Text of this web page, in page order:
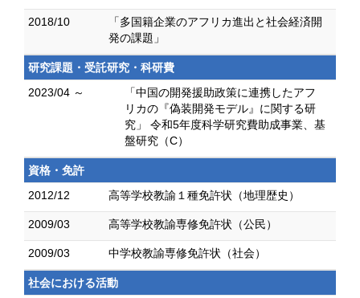
2018/10
「多国籍企業のアフリカ進出と社会経済開
発の課題」
研究課題・受託研究・科研費
2023/04 ～
「中国の開発援助政策に連携したアフ
リカの『偽装開発モデル』に関する研
究」 令和5年度科学研究費助成事業、基
盤研究（C）
資格・免許
2012/12
高等学校教諭１種免許状（地理歴史）
2009/03 高等学校教諭専修免許状（公民）
2009/03 中学校教諭専修免許状（社会）
社会における活動